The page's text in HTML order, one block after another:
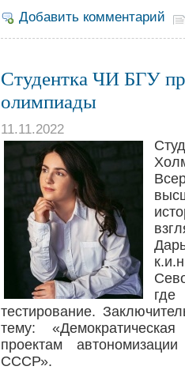
Добавить комментарий
Студентка ЧИ БГУ
олимпиады
11.11.2022
тестирование.
тему:
проектам
СССР».